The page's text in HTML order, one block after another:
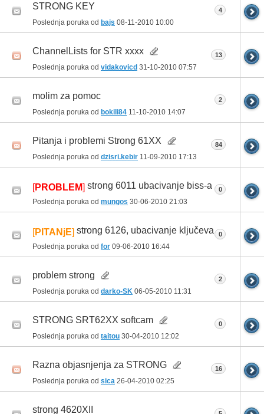
STRONG KEY
Poslednja poruka od bajs 08-11-2010 10:00
4
ChannelLists for STR xxxx
Poslednja poruka od vidakovicd 31-10-2010 07:57
13
molim za pomoc
Poslednja poruka od bokili84 11-10-2010 14:07
2
Pitanja i problemi Strong 61XX
Poslednja poruka od dzisri.kebir 11-09-2010 17:13
84
[PROBLEM] strong 6011 ubacivanje biss-a
Poslednja poruka od mungos 30-06-2010 21:03
0
[PITANjE] strong 6126, ubacivanje ključeva
Poslednja poruka od for 09-06-2010 16:44
0
problem strong
Poslednja poruka od darko-SK 06-05-2010 11:31
2
STRONG SRT62XX softcam
Poslednja poruka od taitou 30-04-2010 12:02
0
Razna objasnjenja za STRONG
Poslednja poruka od sica 26-04-2010 02:25
16
strong 4620XII